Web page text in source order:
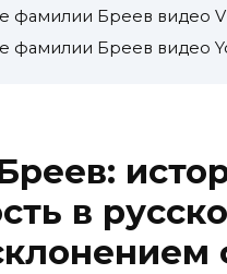
фамилии Бреев видео
фамилии Бреев видео
в